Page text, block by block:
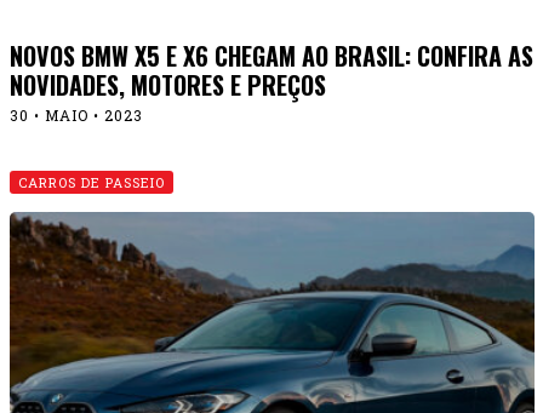
NOVOS BMW X5 E X6 CHEGAM AO BRASIL: CONFIRA AS
NOVIDADES, MOTORES E PREÇOS
30 • MAIO • 2023
CARROS DE PASSEIO